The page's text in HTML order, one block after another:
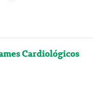
Cardiológicos